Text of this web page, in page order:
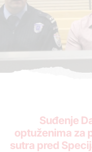
Suđenje
optuženima za
sutra pred